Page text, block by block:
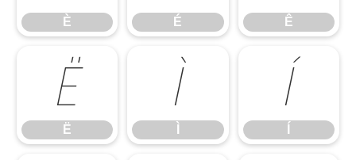
È É Ê
Ë
Ë
Ì Í